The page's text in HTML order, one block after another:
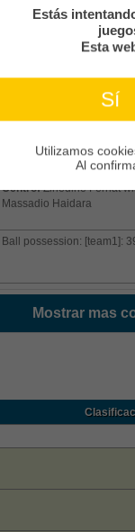
El cuarto árbitro muestra
Saque de puerta:Saque
Centro:Zinedine Ferhat
Massadio Haidara
Ball possession: [team1]:
Mostrar mas
Estás
Esta
Sí
Utilizamos
Al